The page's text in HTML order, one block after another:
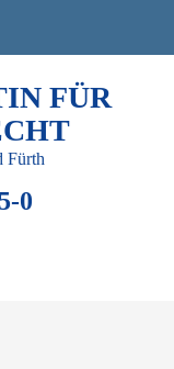
FÜR
Fürth
0